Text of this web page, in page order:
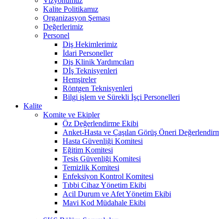
Kalite Politikamız
Organizasyon Şeması
Değerlerimiz
Personel
Diş Hekimlerimiz
İdari Personeller
Diş Klinik Yardımcıları
Dİş Teknisyenleri
Hemşireler
Röntgen Teknisyenleri
Bilgi işlem ve Sürekli İşçi Personelleri
Kalite
Komite ve Ekipler
Öz Değerlendirme Ekibi
Anket-Hasta ve Çaşılan Görüş Öneri
Hasta Güvenliği Komitesi
Eğitim Komitesi
Tesis Güvenliği Komitesi
Temizlik Komitesi
Enfeksiyon Kontrol Komitesi
Tıbbi Cihaz Yönetim Ekibi
Acil Durum ve Afet Yönetim Ekibi
Mavi Kod Müdahale Ekibi